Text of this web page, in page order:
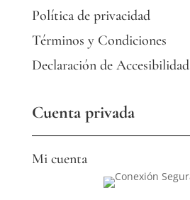
Política de privacidad
Términos y Condiciones
Declaración de Accesibilidad
Cuenta privada
Mi cuenta